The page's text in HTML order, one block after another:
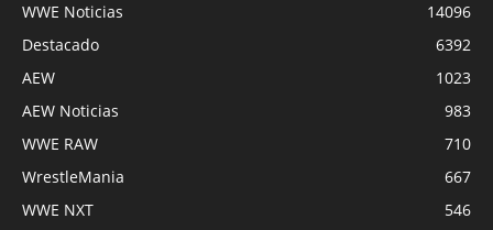
WWE Noticias
14096
Destacado
6392
AEW
1023
AEW Noticias
983
WWE RAW
710
WrestleMania
667
WWE NXT
546